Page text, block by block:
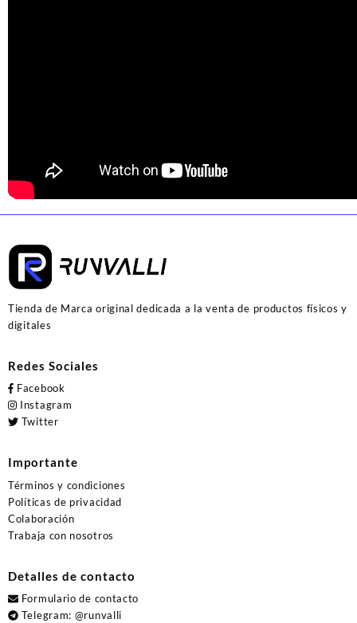
Tienda de Marca original dedicada a la venta de productos físicos y
digitales
Redes Sociales
Facebook
Instagram
Twitter
Importante
Términos y condiciones
Políticas de privacidad
Colaboración
Trabaja con nosotros
Detalles de contacto
Formulario de contacto
Telegram: @runvalli